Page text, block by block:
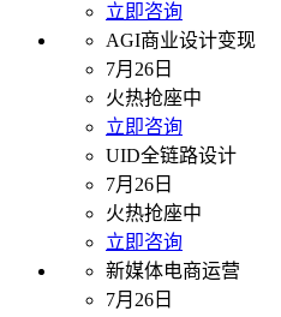
立即咨询
AGI商业设计变现
7月26日
火热抢座中
立即咨询
UID全链路设计
7月26日
火热抢座中
立即咨询
新媒体电商运营
7月26日